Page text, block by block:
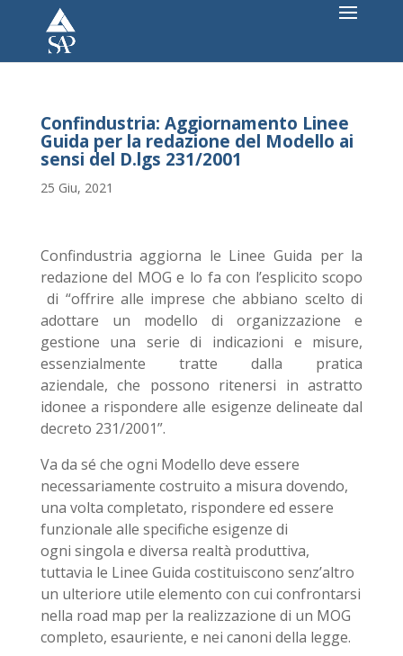
Confindustria: Aggiornamento Linee
Guida per la redazione del Modello ai
sensi del D.lgs 231/2001
25 Giu, 2021
Confindustria aggiorna le Linee Guida per la
redazione del MOG e lo fa con l’esplicito scopo
di “offrire alle imprese che abbiano scelto di
adottare un modello di organizzazione e
gestione una serie di indicazioni e misure,
essenzialmente tratte dalla pratica
aziendale, che possono ritenersi in astratto
idonee a rispondere alle esigenze delineate dal
decreto 231/2001”.
Va da sé che ogni Modello deve essere
necessariamente costruito a misura dovendo,
una volta completato, rispondere ed essere
funzionale alle specifiche esigenze di
ogni singola e diversa realtà produttiva,
tuttavia le Linee Guida costituiscono senz’altro
un ulteriore utile elemento con cui confrontarsi
nella road map per la realizzazione di un MOG
completo, esauriente, e nei canoni della legge.